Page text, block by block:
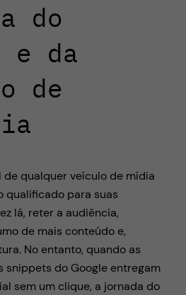
do
e da
de
qualquer veículo de mídia
qualificado para suas
lá, reter a audiência,
de mais conteúdo e,
No entanto, quando as
snippets do Google entregam
sem um clique, a jornada do